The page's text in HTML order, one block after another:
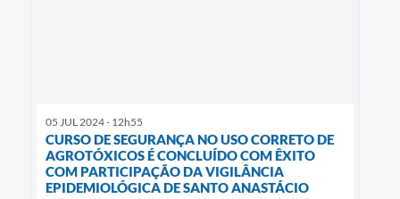
05 JUL 2024 - 12h55
CURSO DE SEGURANÇA NO USO CORRETO DE
AGROTÓXICOS É CONCLUÍDO COM ÊXITO
COM PARTICIPAÇÃO DA VIGILÂNCIA
EPIDEMIOLÓGICA DE SANTO ANASTÁCIO